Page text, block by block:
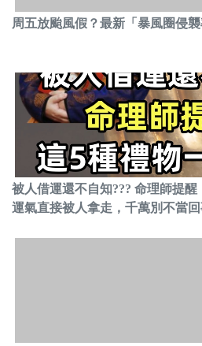
周五放颱風假？最新「暴風圈侵
被人借運還不自知??? 命理師提醒
運氣直接被人拿走，千萬別不當